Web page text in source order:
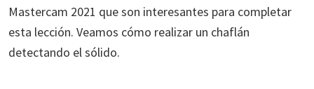
Mastercam 2021 que son interesantes para completar
esta lección. Veamos cómo realizar un chaflán
detectando el sólido.